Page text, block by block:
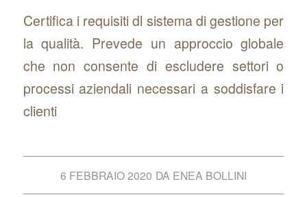
Certifica i requisiti dl sistema di gestione per
la qualità. Prevede un approccio globale
che non consente di escludere settori o
processi aziendali necessari a soddisfare i
clienti
6 FEBBRAIO 2020 DA ENEA BOLLINI